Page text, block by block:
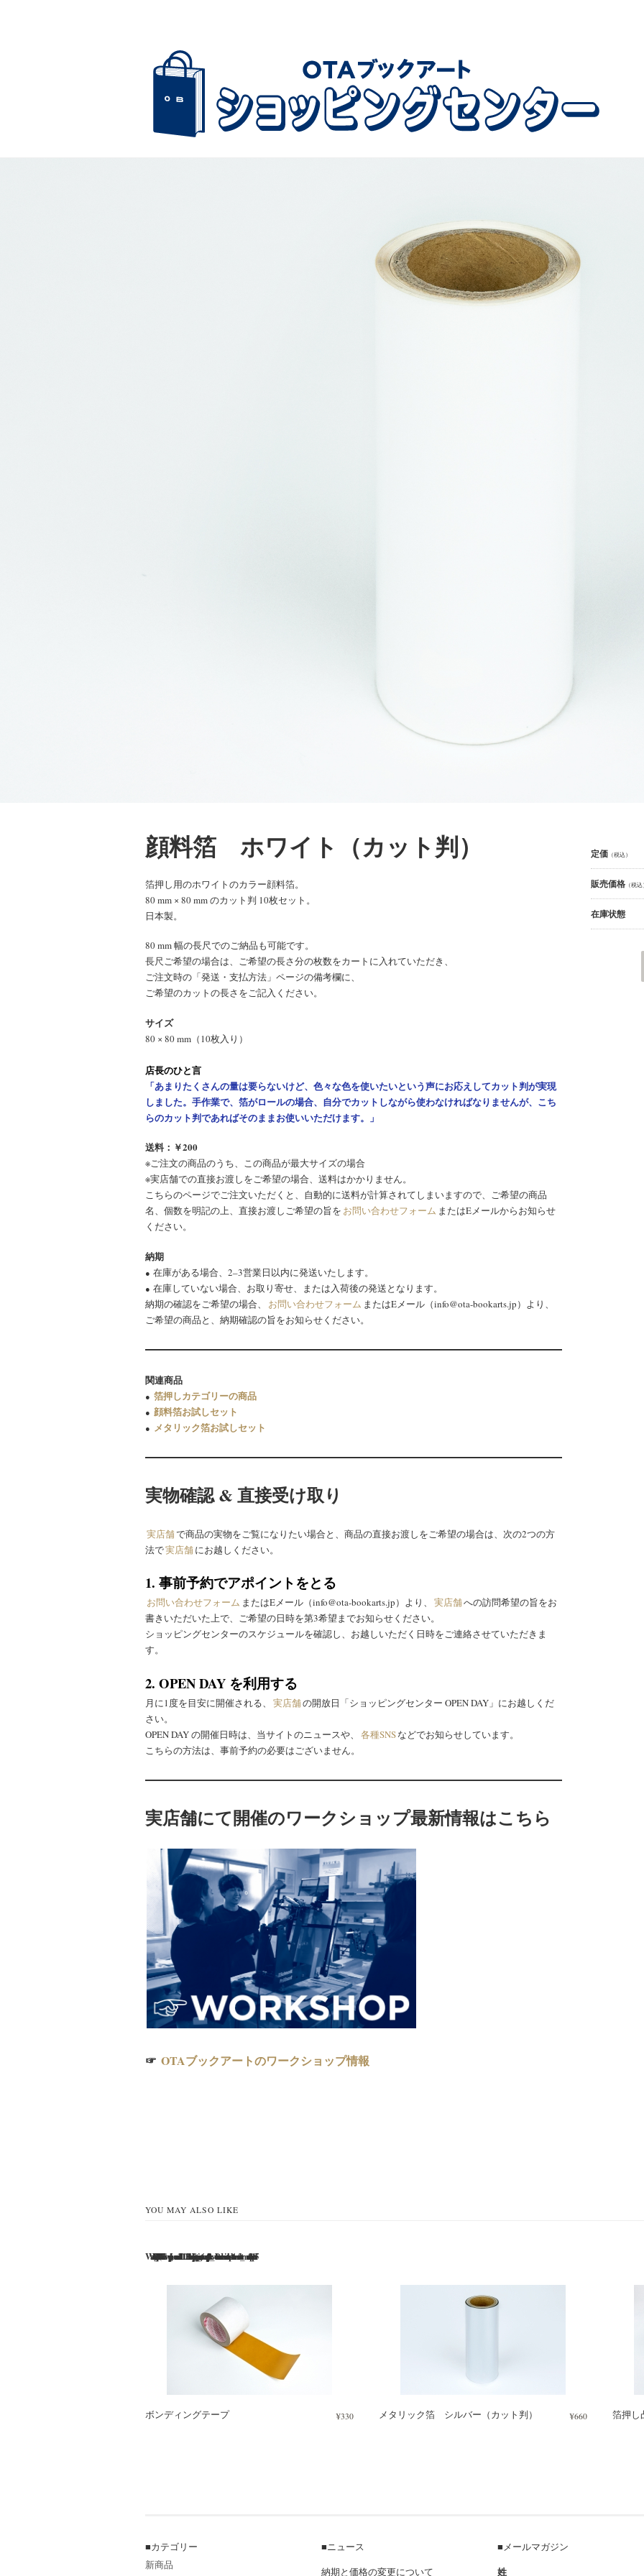
顔料箔 ホワイト（カット判）
箔押し用のホワイトのカラー顔料箔。
80 mm × 80 mm のカット判 10枚セット。
日本製。
80 mm 幅の長尺でのご納品も可能です。
長尺ご希望の場合は、ご希望の長さ分の枚数をカートに入れていただき、
ご注文時の「発送・支払方法」ページの備考欄に、
ご希望のカットの長さをご記入ください。
サイズ
80 × 80 mm（10枚入り）
店長のひと言
「あまりたくさんの量は要らないけど、色々な色を使いたいという声にお応えしてカット判が実現
しました。手作業で、箔がロールの場合、自分でカットしながら使わなければなりませんが、こち
らのカット判であればそのままお使いいただけます。」
送料：￥200
※ご注文の商品のうち、この商品が最大サイズの場合
※実店舗での直接お渡しをご希望の場合、送料はかかりません。
こちらのページでご注文いただくと、自動的に送料が計算されてしまいますので、ご希望の商品
名、個数を明記の上、直接お渡しご希望の旨を お問い合わせフォーム またはEメールからお知らせ
ください。
納期
● 在庫がある場合、2–3営業日以内に発送いたします。
● 在庫していない場合、お取り寄せ、または入荷後の発送となります。
納期の確認をご希望の場合、
お問い合わせフォーム またはEメール（info@ota-bookarts.jp）より、
ご希望の商品と、納期確認の旨をお知らせください。
関連商品
● 箔押しカテゴリーの商品
● 顔料箔お試しセット
● メタリック箔お試しセット
実物確認 & 直接受け取り
実店舗で商品の実物をご覧になりたい場合と、商品の直接お渡しをご希望の場合は、次の2つの方
法で実店舗にお越しください。
1. 事前予約でアポイントをとる
お問い合わせフォーム またはEメール（info@ota-bookarts.jp）より、 実店舗への訪問希望の旨をお
書きいただいた上で、ご希望の日時を第3希望までお知らせください。
ショッピングセンターのスケジュールを確認し、お越しいただく日時をご連絡させていただきま
す。
2. OPEN DAY を利用する
月に1度を目安に開催される、 実店舗の開放日「ショッピングセンター OPEN DAY」にお越しくだ
さい。
OPEN DAY の開催日時は、当サイトのニュースや、
各種SNSなどでお知らせしています。
こちらの方法は、事前予約の必要はございません。
実店舗にて開催のワークショップ最新情報はこちら
☞ OTAブックアートのワークショップ情報
定価 （税込）
販売価格 （税
在庫状態
YOU MAY ALSO LIKE
Warning/export/sd217/www/jp/r/e/gmoserver/3/1/sd1010131/ota-bookarts.jp/shopping-center/wordpress-4.9.8-ja-jetpack_webfont-undernavicontrol/wp-content/themes/welcart_museo/functions.php85
ボンディングテープ ¥330 メタリック箔 シルバー（カット判） ¥660 箔押し
■カテゴリー
新商品
■ニュース
納期と価格の変更について
■メールマガジン
姓